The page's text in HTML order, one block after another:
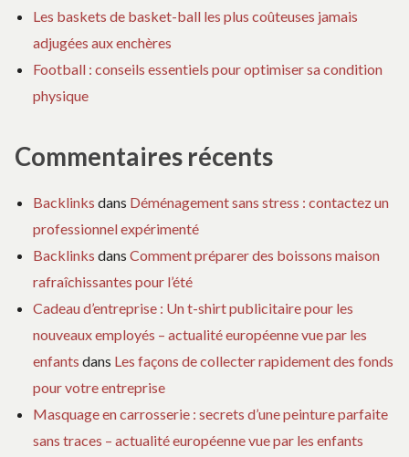
Les baskets de basket-ball les plus coûteuses jamais
adjugées aux enchères
Football : conseils essentiels pour optimiser sa condition
physique
Commentaires récents
Backlinks dans Déménagement sans stress : contactez un
professionnel expérimenté
Backlinks dans Comment préparer des boissons maison
rafraîchissantes pour l’été
Cadeau d’entreprise : Un t-shirt publicitaire pour les
nouveaux employés – actualité européenne vue par les
enfants dans Les façons de collecter rapidement des fonds
pour votre entreprise
Masquage en carrosserie : secrets d’une peinture parfaite
sans traces – actualité européenne vue par les enfants